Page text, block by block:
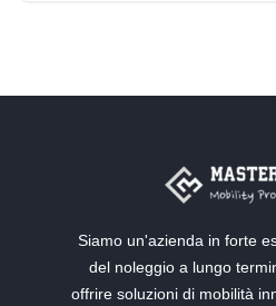
Siamo un'azienda in forte
del noleggio a lungo
offrire soluzioni di mobilità